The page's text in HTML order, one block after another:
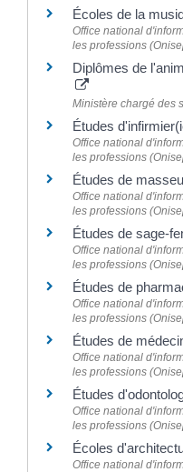
Écoles de la
Office national
les professions
Diplômes de
Ministère chargé des
Études
Office national
les professions
Études de
Office national
les professions
Études de sage-
Office national
les professions
Études de
Office national
les professions
Études de
Office national
les professions
Études
Office national
les professions
Écoles
Office national